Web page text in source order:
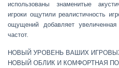
использованы знаменитые
игроки ощутили реалистичность
ощущений добавляет
частот.
НОВЫЙ УРОВЕНЬ ВАШИХ
НОВЫЙ ОБЛИК И КОМФОРТНАЯ